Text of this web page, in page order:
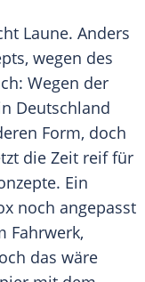
Laune. Anders
wegen des
Wegen der
Deutschland
Form, doch
die Zeit reif für
Ein
noch angepasst
Fahrwerk,
das wäre